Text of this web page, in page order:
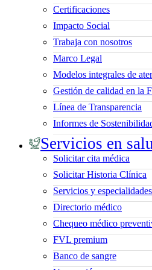
Certificaciones
Impacto Social
Trabaja con nosotros
Marco Legal
Modelos integrales de
Gestión de calidad en la
Línea de Transparencia
Informes de
Servicios en
Solicitar cita médica
Solicitar Historia Clínica
Servicios y especialidades
Directorio médico
Chequeo médico
FVL premium
Banco de sangre